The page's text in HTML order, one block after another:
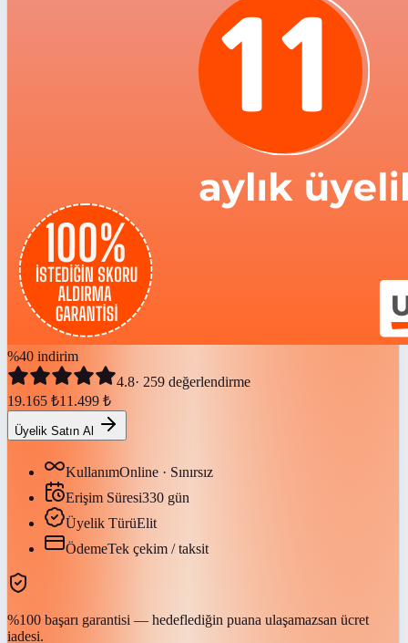
%40 indirim
4.8· 259 değerlendirme
19.165 ₺11.499 ₺
Üyelik Satın Al
KullanımOnline · Sınırsız
Erişim Süresi330 gün
Üyelik TürüElit
ÖdemeTek çekim / taksit
%100 başarı garantisi — hedeflediğin puana ulaşamazsan ücret
iadesi.